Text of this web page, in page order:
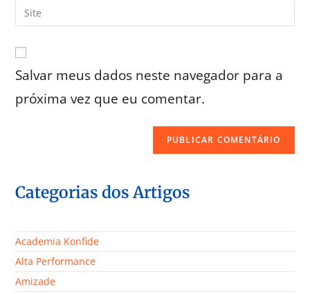
Salvar meus dados neste navegador para a
próxima vez que eu comentar.
Categorias dos Artigos
Academia Konfide
Alta Performance
Amizade